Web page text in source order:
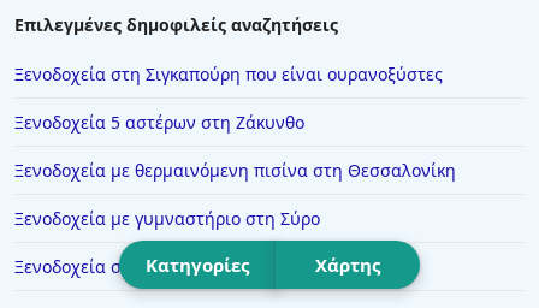
Ξενοδοχεία στο Γύθειο
Ξενοδοχεία στην Τρίπολη
Ξενοδοχεία στην Κινέτα
Ξενοδοχεία στην Πέρδικα
Ξενοδοχεία στην Κόνιτσα
Ξενοδοχεία στην Ασπροβάλτα
Κατηγορίες Χάρτης
Επιλεγμένες δημοφιλείς αναζητήσεις
Ξενοδοχεία στη Σιγκαπούρη που είναι ουρανοξύστες
Ξενοδοχεία 5 αστέρων στη Ζάκυνθο
Ξενοδοχεία με θερμαινόμενη πισίνα στη Θεσσαλονίκη
Ξενοδοχεία με γυμναστήριο στη Σύρο
Ξενοδοχεία στα Καλά Νερά